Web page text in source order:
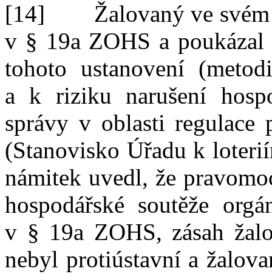
[14]
Žalovaný ve
v § 19a ZOHS a
tohoto ustanovení
a k riziku narušení
správy v oblasti regulace
(Stanovisko Úřadu k
námitek uvedl, že
hospodářské soutěže
v § 19a ZOHS, zásah
nebyl protiústavní a